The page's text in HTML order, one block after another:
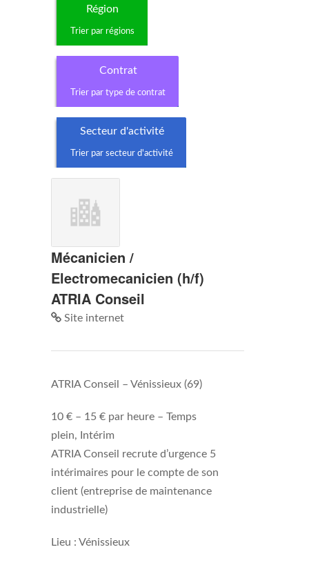
Région
Trier par régions
Contrat
Trier par type de contrat
Secteur d'activité
Trier par secteur d'activité
Mécanicien /
Electromecanicien (h/f)
ATRIA Conseil
Site internet
ATRIA Conseil – Vénissieux (69)
10 € – 15 € par heure – Temps
plein, Intérim
ATRIA Conseil recrute d’urgence 5
intérimaires pour le compte de son
client (entreprise de maintenance
industrielle)
Lieu : Vénissieux